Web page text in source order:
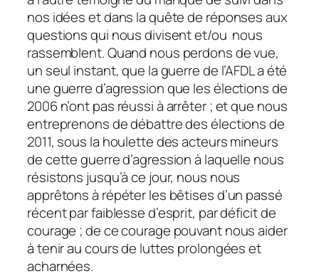
nos idées et dans la quête de réponses aux
questions qui nous divisent et/ou nous
rassemblent. Quand nous perdons de vue,
un seul instant, que la guerre de l’AFDL a été
une guerre d’agression que les élections de
2006 n’ont pas réussi à arrêter ; et que nous
entreprenons de débattre des élections de
2011, sous la houlette des acteurs mineurs
de cette guerre d’agression à laquelle nous
résistons jusqu’à ce jour, nous nous
apprêtons à répéter les bêtises d’un passé
récent par faiblesse d’esprit, par déficit de
courage ; de ce courage pouvant nous aider
à tenir au cours de luttes prolongées et
acharnées.